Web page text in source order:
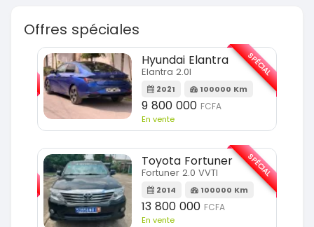
Offres spéciales
Hyundai Elantra
Elantra 2.0l
2021 100000 Km
9 800 000 FCFA
En vente
SPÉCIAL
Toyota Fortuner
Fortuner 2.0 VVTI
2014 100000 Km
13 800 000 FCFA
En vente
SPÉCIAL